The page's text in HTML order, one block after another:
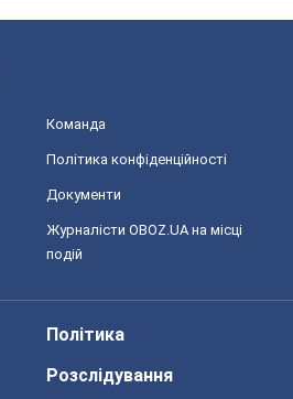
Команда
Політика конфіденційності
Документи
Журналісти OBOZ.UA на місці
подій
Політика
Розслідування